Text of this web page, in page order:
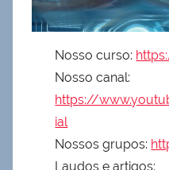
Nosso curso:
Nosso canal:
https://
ial
Nossos grupos:
Laudos e artigos: